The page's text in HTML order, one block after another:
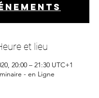
et lieu
20:00 – 21:30 UTC+1
- en Ligne